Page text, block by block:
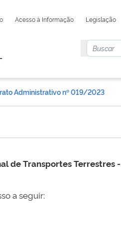
Acesso à Informação Legislação
Administrativo nº 019/2023
de Transportes Terrestres
a seguir: